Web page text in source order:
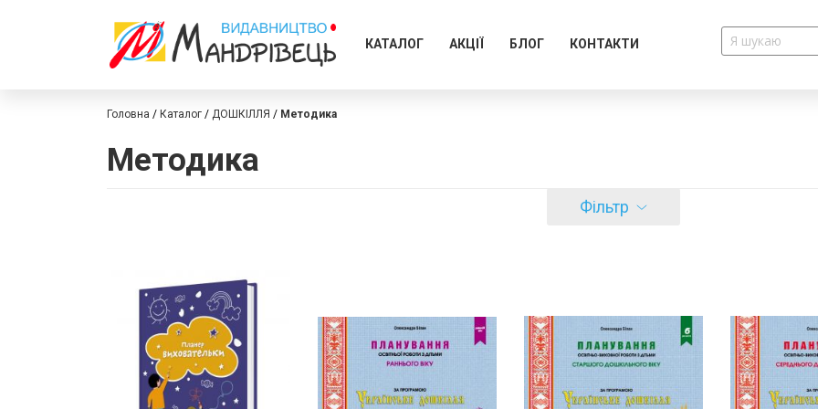
КАТАЛОГ АКЦІЇ БЛОГ КОНТАКТИ
Головна Каталог ДОШКІЛЛЯ Методика
Методика
Фільтр